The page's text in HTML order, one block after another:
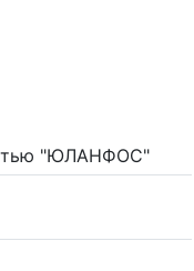
"ЮЛАНФОС"